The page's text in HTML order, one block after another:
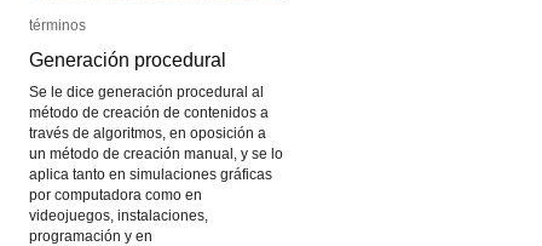
términos
Generación procedural
Se le dice generación procedural al
método de creación de contenidos a
través de algoritmos, en oposición a
un método de creación manual, y se lo
aplica tanto en simulaciones gráficas
por computadora como en
videojuegos, instalaciones,
programación y en
términos
Generación procedural